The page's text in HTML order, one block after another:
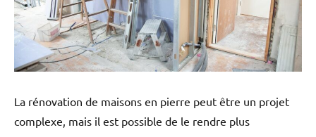
La rénovation de maisons en pierre peut être un projet
complexe, mais il est possible de le rendre plus